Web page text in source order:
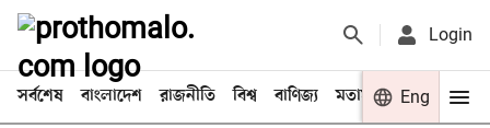
Login
সর্বশেষ বাংলাদেশ রাজনীতি বিশ্ব বাণিজ্য মতামত খেলা
Eng